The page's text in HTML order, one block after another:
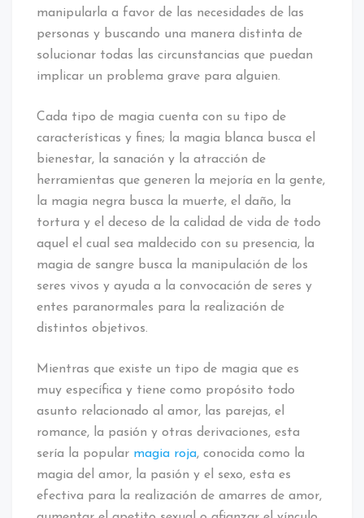
manipularla a favor de las necesidades de las
personas y buscando una manera distinta de
solucionar todas las circunstancias que puedan
implicar un problema grave para alguien.
Cada tipo de magia cuenta con su tipo de
características y fines; la magia blanca busca el
bienestar, la sanación y la atracción de
herramientas que generen la mejoría en la gente,
la magia negra busca la muerte, el daño, la
tortura y el deceso de la calidad de vida de todo
aquel el cual sea maldecido con su presencia, la
magia de sangre busca la manipulación de los
seres vivos y ayuda a la convocación de seres y
entes paranormales para la realización de
distintos objetivos.
Mientras que existe un tipo de magia que es
muy específica y tiene como propósito todo
asunto relacionado al amor, las parejas, el
romance, la pasión y otras derivaciones, esta
sería la popular magia roja, conocida como la
magia del amor, la pasión y el sexo, esta es
efectiva para la realización de amarres de amor,